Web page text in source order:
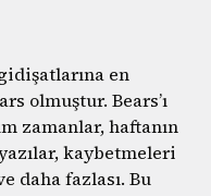
en
olmuştur. Bears’ı
zamanlar, haftanın
kaybetmeleri
daha fazlası. Bu